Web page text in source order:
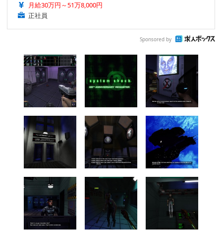
月給30万円～51万8,000円
正社員
Sponsored by